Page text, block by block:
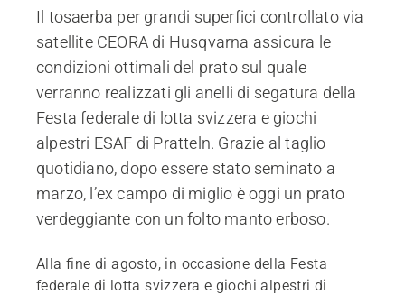
Il tosaerba per grandi superfici controllato via
satellite CEORA di Husqvarna assicura le
condizioni ottimali del prato sul quale
verranno realizzati gli anelli di segatura della
Festa federale di lotta svizzera e giochi
alpestri ESAF di Pratteln. Grazie al taglio
quotidiano, dopo essere stato seminato a
marzo, l’ex campo di miglio è oggi un prato
verdeggiante con un folto manto erboso.
Alla fine di agosto, in occasione della Festa
federale di lotta svizzera e giochi alpestri di